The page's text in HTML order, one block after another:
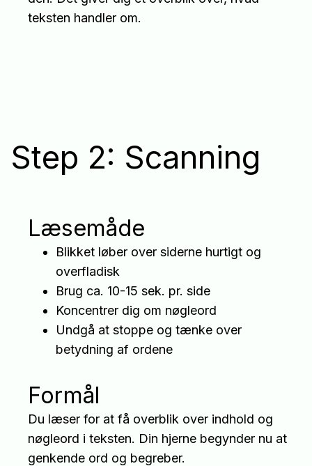
teksten handler om.
Step 2: Scanning
Læsemåde
Blikket løber over siderne hurtigt og
overfladisk
Brug ca. 10-15 sek. pr. side
Koncentrer dig om nøgleord
Undgå at stoppe og tænke over
betydning af ordene
Formål
Du læser for at få overblik over indhold og
nøgleord i teksten. Din hjerne begynder nu at
genkende ord og begreber.